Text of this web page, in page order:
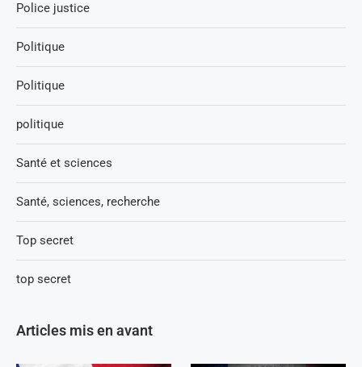
Police justice
Politique
Politique
politique
Santé et sciences
Santé, sciences, recherche
Top secret
top secret
Articles mis en avant